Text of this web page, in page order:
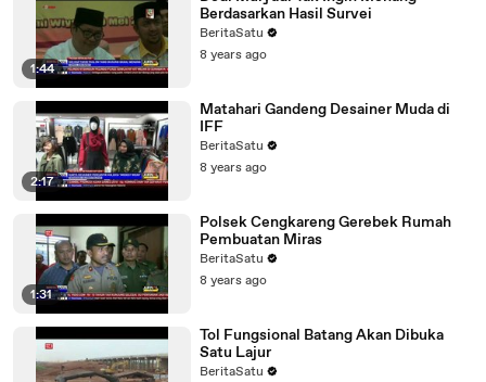
1:44
Berdasarkan Hasil Survei
BeritaSatu
8 years ago
2:17
Matahari Gandeng Desainer Muda di
IFF
BeritaSatu
8 years ago
1:31
Polsek Cengkareng Gerebek Rumah
Pembuatan Miras
BeritaSatu
8 years ago
Tol Fungsional Batang Akan Dibuka
Satu Lajur
BeritaSatu